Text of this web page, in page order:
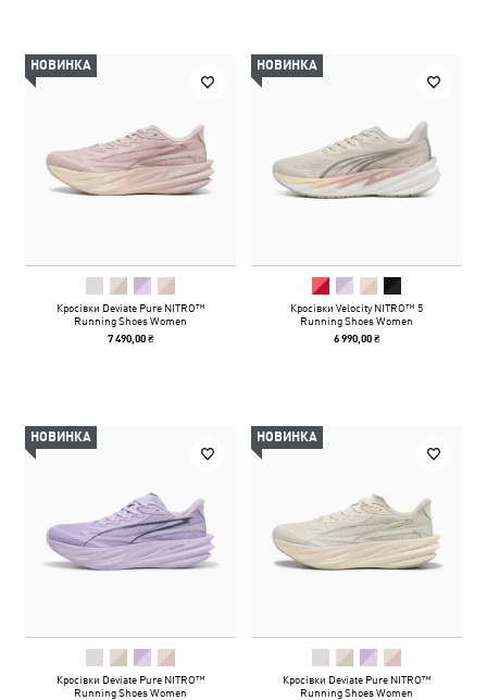
НОВИНКА
Кросівки Deviate Pure NITRO™
Running Shoes Women
7 490,00 ₴
НОВИНКА
Кросівки Velocity NITRO™ 5
Running Shoes Women
6 990,00 ₴
НОВИНКА
Кросівки Deviate Pure NITRO™
Running Shoes Women
НОВИНКА
Кросівки Deviate Pure NITRO™
Running Shoes Women